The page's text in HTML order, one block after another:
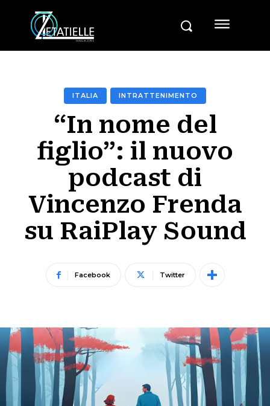
ITALIA INTRATTENIMENTO
“In nome del
figlio”: il nuovo
podcast di
Vincenzo Frenda
su RaiPlay Sound
Facebook Twitter